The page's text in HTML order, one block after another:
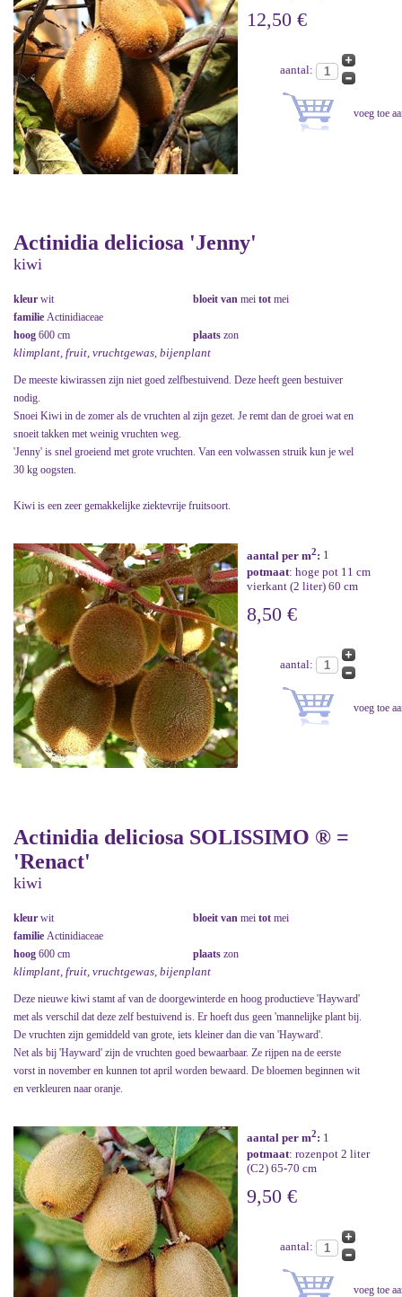
12,50 €
aantal:
Actinidia deliciosa 'Jenny'
kiwi
kleur wit bloeit van mei tot mei
familie Actinidiaceae
hoog 600 cm plaats zon
klimplant, fruit, vruchtgewas, bijenplant
De meeste kiwirassen zijn niet goed zelfbestuivend. Deze heeft geen bestuiver
nodig.
Snoei Kiwi in de zomer als de vruchten al zijn gezet. Je remt dan de groei wat en
snoeit takken met weinig vruchten weg.
'Jenny' is snel groeiend met grote vruchten. Van een volwassen struik kun je wel
30 kg oogsten.
Kiwi is een zeer gemakkelijke ziektevrije fruitsoort.
aantal per m2: 1
potmaat: hoge pot 11 cm
vierkant (2 liter) 60 cm
8,50 €
aantal:
Actinidia deliciosa SOLISSIMO ® =
'Renact'
kiwi
kleur wit bloeit van mei tot mei
familie Actinidiaceae
hoog 600 cm plaats zon
klimplant, fruit, vruchtgewas, bijenplant
Deze nieuwe kiwi stamt af van de doorgewinterde en hoog productieve 'Hayward'
met als verschil dat deze zelf bestuivend is. Er hoeft dus geen 'mannelijke plant bij.
De vruchten zijn gemiddeld van grote, iets kleiner dan die van 'Hayward'.
Net als bij 'Hayward' zijn de vruchten goed bewaarbaar. Ze rijpen na de eerste
vorst in november en kunnen tot april worden bewaard. De bloemen beginnen wit
en verkleuren naar oranje.
aantal per m2: 1
potmaat: rozenpot 2 liter
(C2) 65-70 cm
9,50 €
aantal: